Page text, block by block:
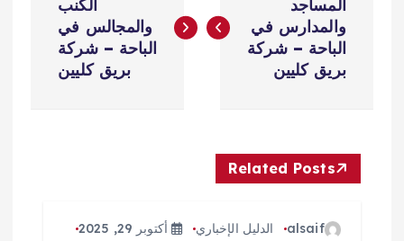
صالمساجد
والمدارس في
الباحة – شركة
بريق كليين
الكنب
والمجالس في
الباحة – شركة
بريق كليين
Related Posts
alsaif الدليل الإخباري
أكتوبر 29, 2025